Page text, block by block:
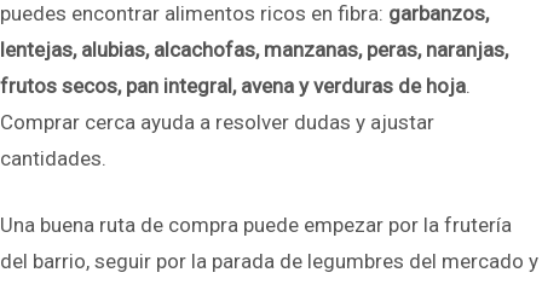
puedes encontrar alimentos ricos en fibra: garbanzos,
lentejas, alubias, alcachofas, manzanas, peras, naranjas,
frutos secos, pan integral, avena y verduras de hoja.
Comprar cerca ayuda a resolver dudas y ajustar
cantidades.
Una buena ruta de compra puede empezar por la frutería
del barrio, seguir por la parada de legumbres del mercado y